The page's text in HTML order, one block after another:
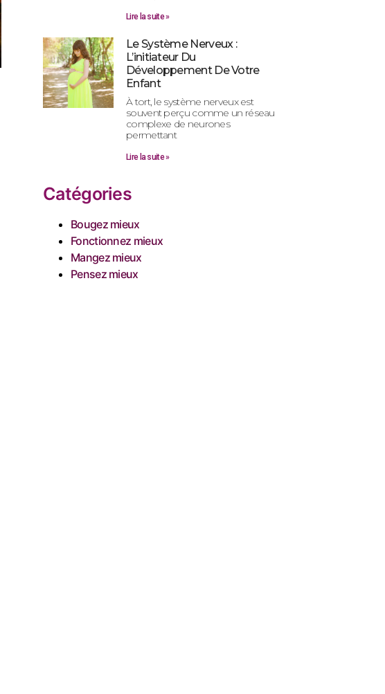
Lire la suite »
Le Système Nerveux :
L’initiateur Du
Développement De Votre
Enfant
À tort, le système nerveux est
souvent perçu comme un réseau
complexe de neurones
permettant
Lire la suite »
Catégories
Bougez mieux
Fonctionnez mieux
Mangez mieux
Pensez mieux